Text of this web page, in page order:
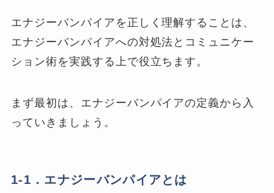
エナジーバンパイアを正しく理解することは、
エナジーバンパイアへの対処法とコミュニケー
ション術を実践する上で役立ちます。
まず最初は、エナジーバンパイアの定義から入
っていきましょう。
1-1．エナジーバンパイアとは